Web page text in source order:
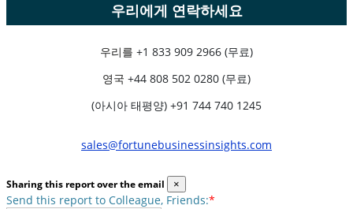
우리에게 연락하세요
우리를 +1 833 909 2966 (무료)
영국 +44 808 502 0280 (무료)
(아시아 태평양) +91 744 740 1245
sales@fortunebusinessinsights.com
Sharing this report over the email ×
Send this report to Colleague, Friends:*